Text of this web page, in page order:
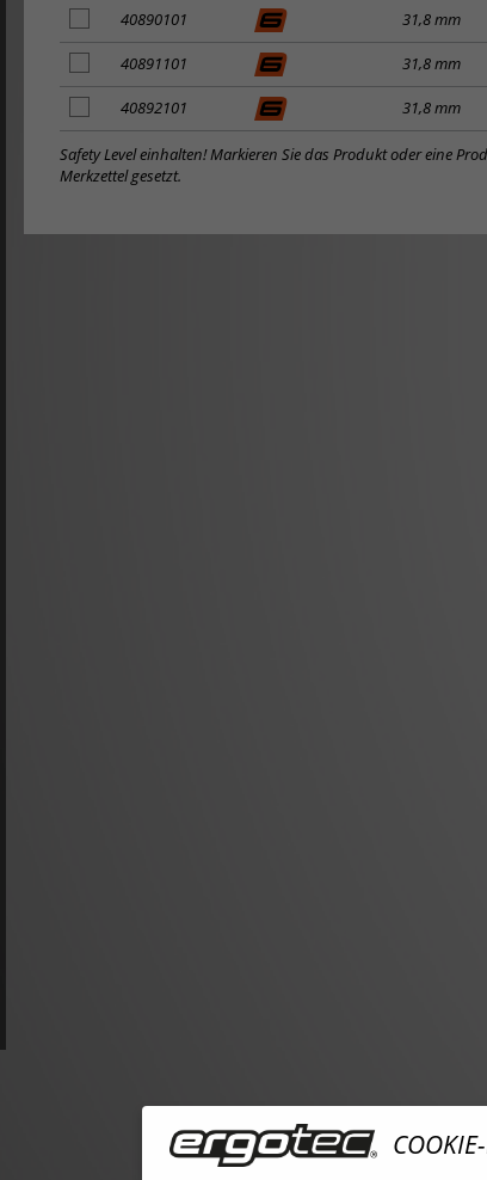
zum
Merkzettel
hinzufügen
40890101 31,8 mm
zum
Merkzettel
hinzufügen
40891101 31,8 mm
zum
Merkzettel
hinzufügen
40892101 31,8 mm
Safety Level einhalten! Markieren Sie das Produkt oder eine
Merkzettel gesetzt.